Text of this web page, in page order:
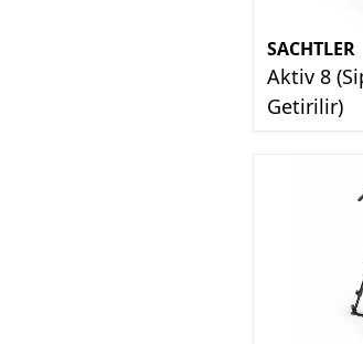
SACHTLER
Aktiv 8
Getirilir)